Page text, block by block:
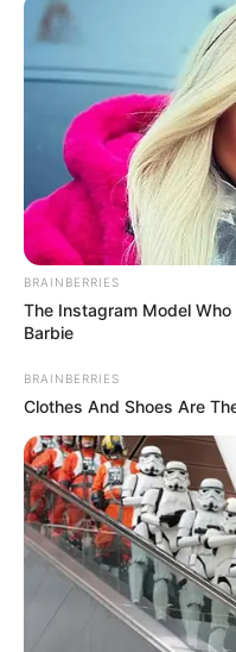
BRAINBERRIES
The Instagram Model
Barbie
BRAINBERRIES
Clothes And Shoes Are